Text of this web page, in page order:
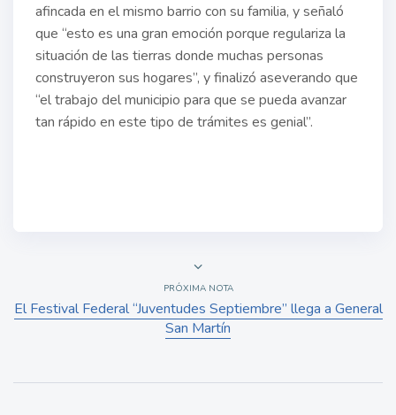
afincada en el mismo barrio con su familia, y señaló
que “esto es una gran emoción porque regulariza la
situación de las tierras donde muchas personas
construyeron sus hogares”, y finalizó aseverando que
“el trabajo del municipio para que se pueda avanzar
tan rápido en este tipo de trámites es genial”.
PRÓXIMA NOTA
El Festival Federal “Juventudes Septiembre” llega a General
San Martín